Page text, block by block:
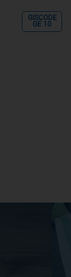
GISCODE
GE 10